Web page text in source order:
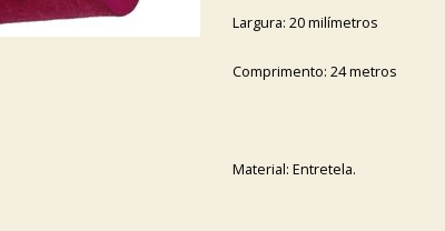
Largura: 20 milímetros
Comprimento: 24 metros
Material: Entretela.